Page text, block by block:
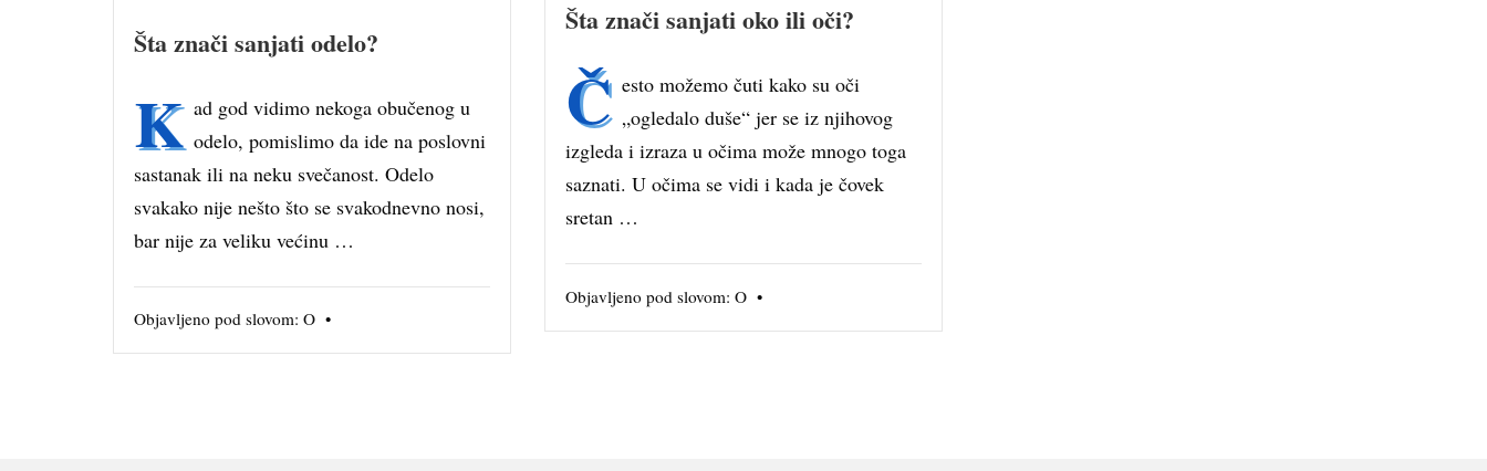
Šta znači sanjati odelo?
K ad god vidimo nekoga obučenog u
odelo, pomislimo da ide na poslovni
sastanak ili na neku svečanost. Odelo
svakako nije nešto što se svakodnevno nosi,
bar nije za veliku većinu …
Objavljeno pod slovom: O •
Šta znači sanjati oko ili oči?
Č esto možemo čuti kako su oči
„ogledalo duše“ jer se iz njihovog
izgleda i izraza u očima može mnogo toga
saznati. U očima se vidi i kada je čovek
sretan …
Objavljeno pod slovom: O•